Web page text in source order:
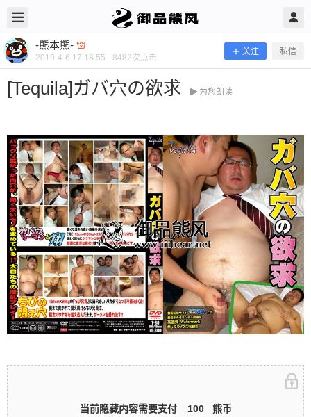
-熊本熊-
2019-4-6 17:18:55 8482次点击
关注 私信
[Tequila]ガバ穴の欲求 为您朗读
当前隐藏内容需要支付 100 熊币
-熊本熊- @ 御品熊风 2019/4/06
[Tequila]ガバ穴の欲求
当前隐藏内容需要支付100熊币 已有271人支付 登
录立刻注册 0 收藏